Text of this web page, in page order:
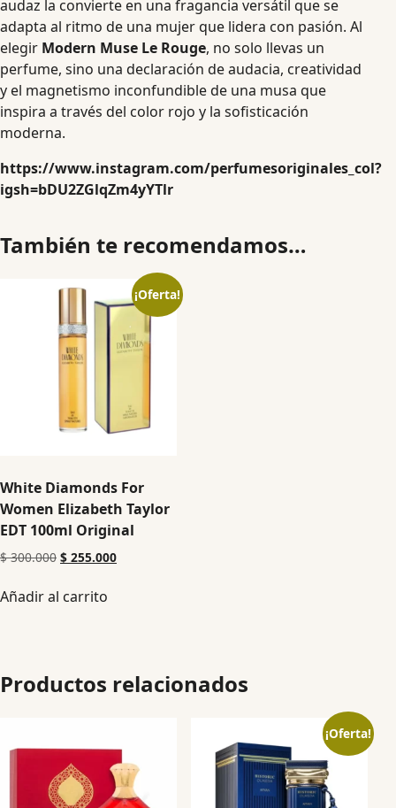
audaz la convierte en una fragancia versátil que se
adapta al ritmo de una mujer que lidera con pasión. Al
elegir Modern Muse Le Rouge, no solo llevas un
perfume, sino una declaración de audacia, creatividad
y el magnetismo inconfundible de una musa que
inspira a través del color rojo y la sofisticación
moderna.
https://www.instagram.com/perfumesoriginales_col?
igsh=bDU2ZGlqZm4yYTlr
También te recomendamos…
¡Oferta!
White Diamonds For
Women Elizabeth Taylor
EDT 100ml Original
$300.000 $ 255.000
Añadir al carrito
Productos relacionados
¡Oferta!